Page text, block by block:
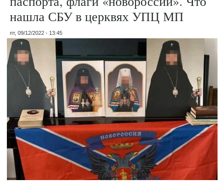
нашла СБУ в церквях УПЦ МП
пт, 09/12/2022 - 13:45